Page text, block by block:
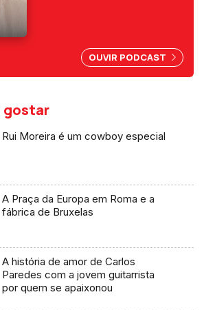
OUVIR PODCAST
gostar
Rui Moreira é um cowboy especial
A Praça da Europa em Roma e a
fábrica de Bruxelas
A história de amor de Carlos
Paredes com a jovem guitarrista
por quem se apaixonou